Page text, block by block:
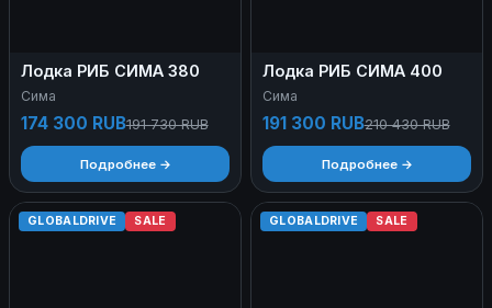
Лодка РИБ СИМА 380
Сима
174 300 RUB191 730 RUB
Подробнее →
Лодка РИБ СИМА 400
Сима
191 300 RUB210 430 RUB
Подробнее →
GLOBALDRIVE SALE GLOBALDRIVE SALE